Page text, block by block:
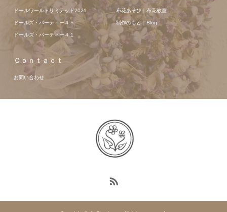
ドールワールドリミテッド2021
ドールズ・パーティー４５
ドールズ・パーティー４１
布花あそび｜布花教室
制作のもと｜Blog
Ｃｏｎｔａｃｔ
お問い合わせ